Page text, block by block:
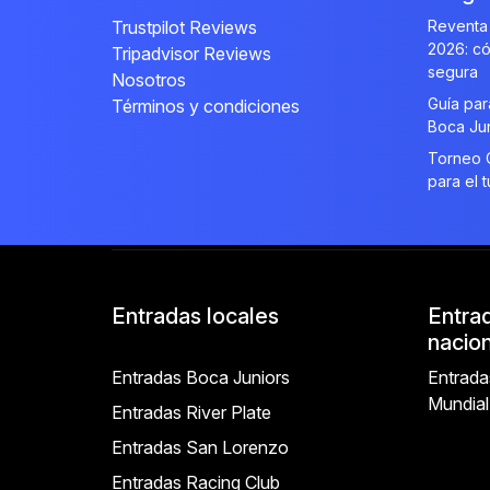
Trustpilot Reviews
Tripadvisor Reviews
Nosotros
Términos y condiciones
2026:
segura
Guía
Boca
Torneo
para el
Entradas locales
Entradas Boca Juniors
Entradas River Plate
Entradas San Lorenzo
Entradas Racing Club